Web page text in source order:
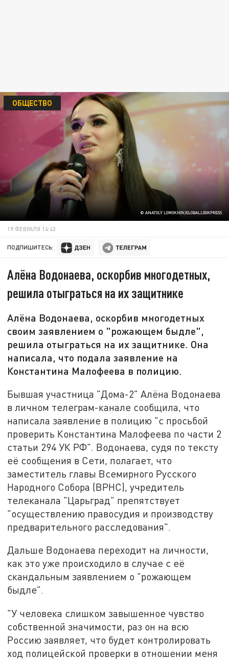
© ANATOLY LOMOKHOV/GLOBALLOOKPRESS
ОБЩЕСТВО
19 ФЕВРАЛЯ 14:43
ПОДПИШИТЕСЬ:
Алёна Водонаева, оскорбив многодетных,
решила отыграться на их защитнике
Алёна Водонаева, оскорбив многодетных
своим заявлением о "рожающем быдле",
решила отыграться на их защитнике. Она
написала, что подала заявление на
Константина Малофеева в полицию.
Бывшая участница "Дома-2" Алёна Водонаева
в личном телеграм-канале сообщила, что
написала заявление в полицию "с просьбой
проверить Константина Малофеева по части 2
статьи 294 УК РФ". Водонаева, судя по тексту
её сообщения в Сети, полагает, что
заместитель главы Всемирного Русского
Народного Собора (ВРНС), учредитель
телеканала "Царьград" препятствует
"осуществлению правосудия и производству
предварительного расследования".
Дальше Водонаева переходит на личности,
как это уже происходило в случае с её
скандальным заявлением о "рожающем
быдле".
"У человека слишком завышенное чувство
собственной значимости, раз он на всю
Россию заявляет, что будет контролировать
ход полицейской проверки в отношении меня